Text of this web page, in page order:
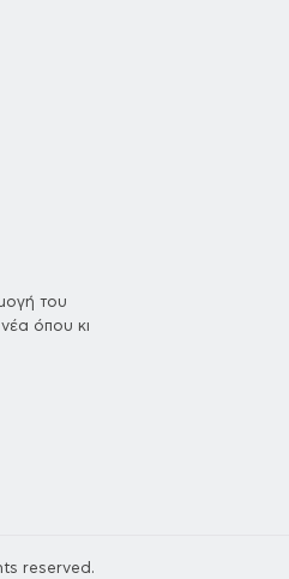
του
όπου κι
reserved.